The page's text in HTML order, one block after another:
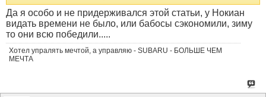
Да я особо и не придерживался этой статьи, у Нокиан
видать времени не было, или бабосы сэкономили, зиму
то они всю победили.....
Хотел упралять мечтой, а управляю - SUBARU - БОЛЬШЕ ЧЕМ
МЕЧТА